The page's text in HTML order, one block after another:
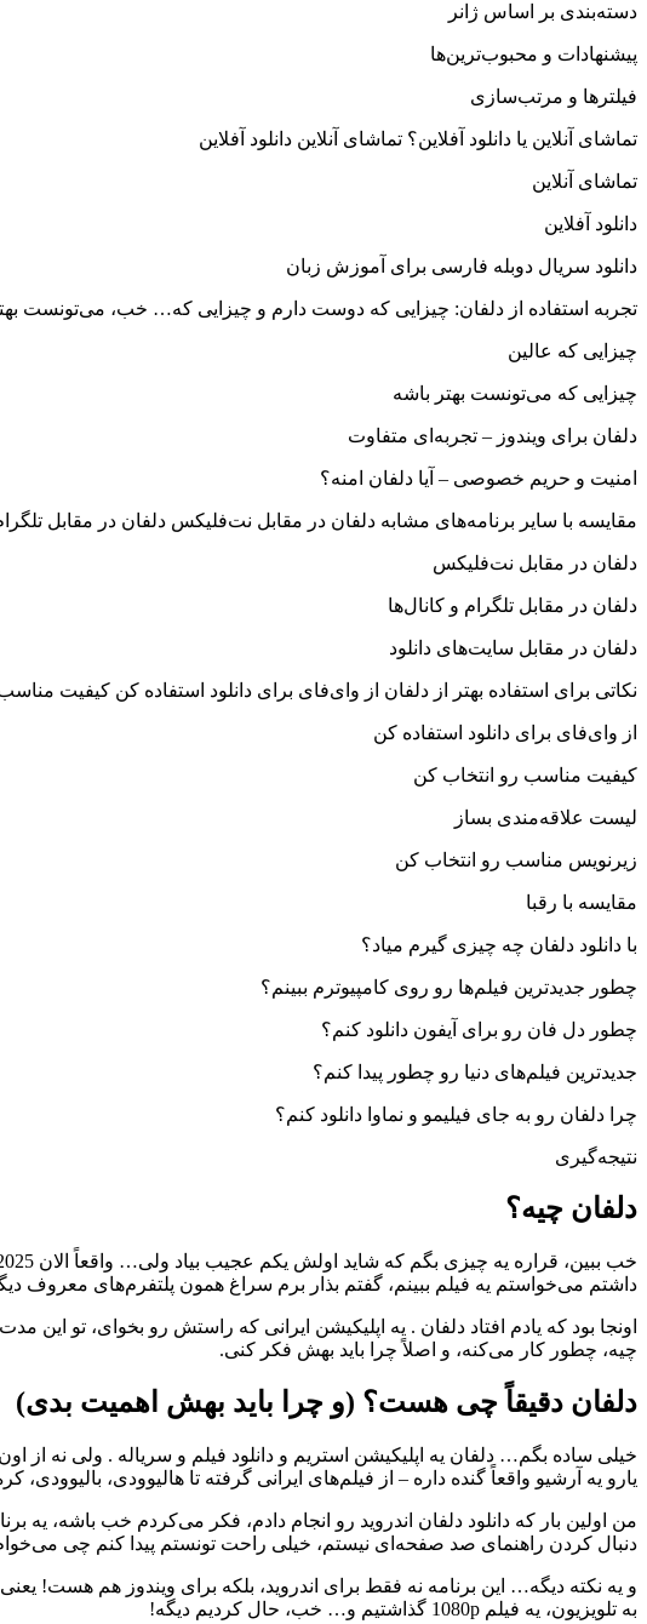
دسته‌بندی بر اساس ژانر
پیشنهادات و محبوب‌ترین‌ها
فیلترها و مرتب‌سازی
تماشای آنلاین یا دانلود آفلاین؟ تماشای آنلاین دانلود آفلاین
تماشای آنلاین
دانلود آفلاین
دانلود سریال دوبله فارسی برای آموزش زبان
تجربه استفاده از دلفان: چیزایی که دوست دارم و چیزایی که… خب، می‌تونست
چیزایی که عالین
چیزایی که می‌تونست بهتر باشه
دلفان برای ویندوز – تجربه‌ای متفاوت
امنیت و حریم خصوصی – آیا دلفان امنه؟
مقایسه با سایر برنامه‌های مشابه دلفان در مقابل نت‌فلیکس دلفان در مقابل
دلفان در مقابل نت‌فلیکس
دلفان در مقابل تلگرام و کانال‌ها
دلفان در مقابل سایت‌های دانلود
نکاتی برای استفاده بهتر از دلفان از وای‌فای برای دانلود استفاده کن کیفیت
از وای‌فای برای دانلود استفاده کن
کیفیت مناسب رو انتخاب کن
لیست علاقه‌مندی بساز
زیرنویس مناسب رو انتخاب کن
مقایسه با رقبا
با دانلود دلفان چه چیزی گیرم میاد؟
چطور جدیدترین فیلم‌ها رو روی کامپیوترم ببینم؟
چطور دل فان رو برای آیفون دانلود کنم؟
جدیدترین فیلم‌های دنیا رو چطور پیدا کنم؟
چرا دلفان رو به جای فیلیمو و نماوا دانلود کنم؟
نتیجه‌گیری
دلفان چیه؟
داشتم می‌خواستم یه فیلم ببینم، گفتم بذار برم سراغ همون پلتفرم‌های معروف
اونجا بود که یادم افتاد دلفان . یه اپلیکیشن ایرانی که راستش رو بخوای، تو
چیه، چطور کار می‌کنه، و اصلاً چرا باید بهش فکر کنی.
دلفان دقیقاً چی هست؟ (و چرا باید بهش اهمیت بدی)
خیلی ساده بگم… دلفان یه اپلیکیشن استریم و دانلود فیلم و سریاله . ولی نه
یارو یه آرشیو واقعاً گنده داره – از فیلم‌های ایرانی گرفته تا هالیوودی،
من اولین بار که دانلود دلفان اندروید رو انجام دادم، فکر می‌کردم خب باشه،
دنبال کردن راهنمای صد صفحه‌ای نیستم، خیلی راحت تونستم پیدا کنم چی
و یه نکته دیگه… این برنامه نه فقط برای اندروید، بلکه برای ویندوز هم
به تلویزیون، یه فیلم 1080p گذاشتیم و… خب، حال کردیم دیگه!